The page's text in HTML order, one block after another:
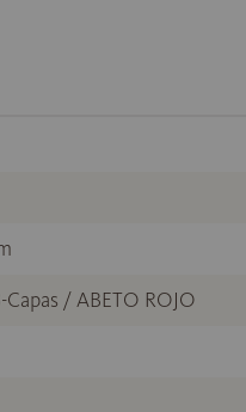
/ ABETO ROJO